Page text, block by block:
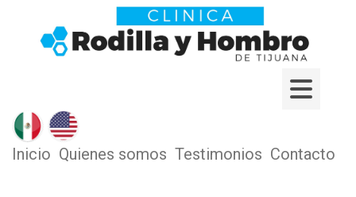
Inicio Quienes somos Testimonios Contacto